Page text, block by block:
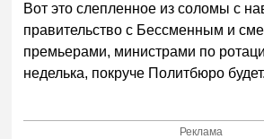
Вот это слепленное из соломы с
правительство с Бессменным и
премьерами, министрами по
неделька, покруче Политбюро будет.
Реклама